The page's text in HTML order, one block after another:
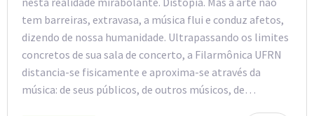
tem barreiras, extravasa, a música flui e conduz afetos,
dizendo de nossa humanidade. Ultrapassando os limites
concretos de sua sala de concerto, a Filarmônica UFRN
distancia-se fisicamente e aproxima-se através da
música: de seus públicos, de outros músicos, de…